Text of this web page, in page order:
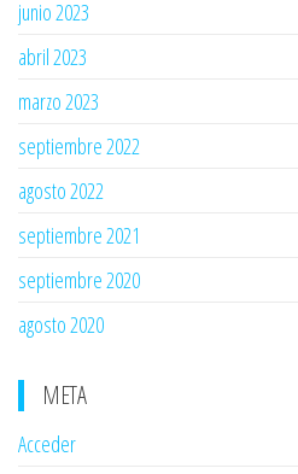
junio 2023
abril 2023
marzo 2023
septiembre 2022
agosto 2022
septiembre 2021
septiembre 2020
agosto 2020
META
Acceder